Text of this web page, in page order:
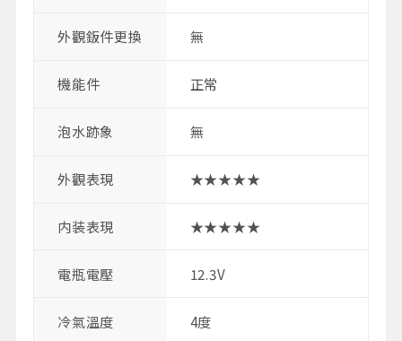
外觀鈑件更換 無
機能件 正常
泡水跡象 無
外觀表現 ★★★★★
内装表現 ★★★★★
電瓶電壓 12.3V
冷氣溫度 4度